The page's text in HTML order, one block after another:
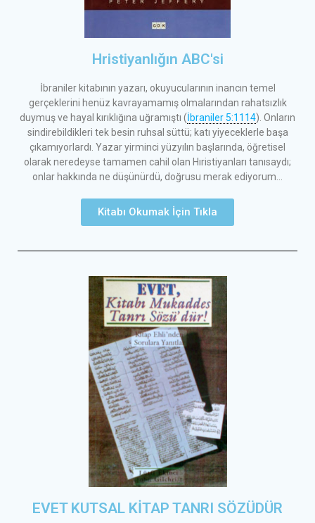
Hristiyanlığın ABC'si
İbraniler kitabının yazarı, okuyucularının inancın temel
gerçeklerini henüz kavrayamamış olmalarından rahatsızlık
duymuş ve hayal kırıklığına uğramıştı (İbraniler 5:1114). Onların
sindirebildikleri tek besin ruhsal süttü; katı yiyeceklerle başa
çıkamıyorlardı. Yazar yirminci yüzyılın başlarında, öğretisel
olarak neredeyse tamamen cahil olan Hıristiyanları tanısaydı;
onlar hakkında ne düşünürdü, doğrusu merak ediyorum…
Kitabı Okumak İçin Tıkla
EVET KUTSAL KİTAP TANRI SÖZÜDÜR